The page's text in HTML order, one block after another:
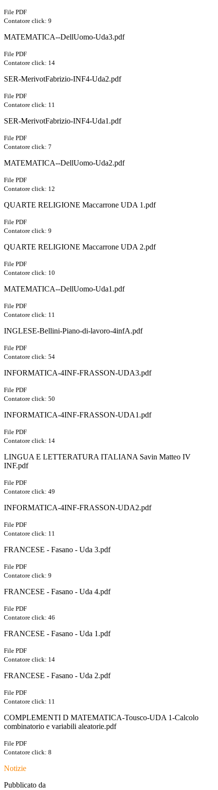
File PDF
Contatore click: 9
MATEMATICA--DellUomo-Uda3.pdf
File PDF
Contatore click: 14
SER-MerivotFabrizio-INF4-Uda2.pdf
File PDF
Contatore click: 11
SER-MerivotFabrizio-INF4-Uda1.pdf
File PDF
Contatore click: 7
MATEMATICA--DellUomo-Uda2.pdf
File PDF
Contatore click: 12
QUARTE RELIGIONE Maccarrone UDA 1.pdf
File PDF
Contatore click: 9
QUARTE RELIGIONE Maccarrone UDA 2.pdf
File PDF
Contatore click: 10
MATEMATICA--DellUomo-Uda1.pdf
File PDF
Contatore click: 11
INGLESE-Bellini-Piano-di-lavoro-4infA.pdf
File PDF
Contatore click: 54
INFORMATICA-4INF-FRASSON-UDA3.pdf
File PDF
Contatore click: 50
INFORMATICA-4INF-FRASSON-UDA1.pdf
File PDF
Contatore click: 14
LINGUA E LETTERATURA ITALIANA Savin Matteo IV
INF.pdf
File PDF
Contatore click: 49
INFORMATICA-4INF-FRASSON-UDA2.pdf
File PDF
Contatore click: 11
FRANCESE - Fasano - Uda 3.pdf
File PDF
Contatore click: 9
FRANCESE - Fasano - Uda 4.pdf
File PDF
Contatore click: 46
FRANCESE - Fasano - Uda 1.pdf
File PDF
Contatore click: 14
FRANCESE - Fasano - Uda 2.pdf
File PDF
Contatore click: 11
COMPLEMENTI D MATEMATICA-Tousco-UDA 1-Calcolo
combinatorio e variabili aleatorie.pdf
File PDF
Contatore click: 8
Notizie
Pubblicato da